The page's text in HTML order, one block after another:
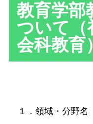
教育学部
ついて（
会科教育）
１．領域・分野